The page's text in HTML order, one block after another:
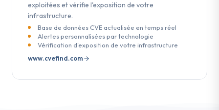
exploitées et vérifie l'exposition de votre
infrastructure.
Base de données CVE actualisée en temps réel
Alertes personnalisées par technologie
Vérification d'exposition de votre infrastructure
www.cvefind.com